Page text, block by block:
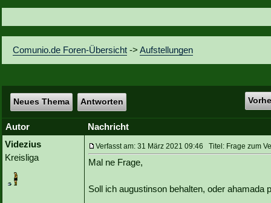
Vereinsdiskussion
Vereinsfragen
Comunio.de Foren-Übersicht ->Aufstellungen
Neues Thema Antworten
Autor
Nachricht
Videzius
Kreisliga
Verfasst am: 31 März 2021 09:46 Titel: Frage zum
Mal ne Frage,
Soll ich augustinson behalten, oder ahamada